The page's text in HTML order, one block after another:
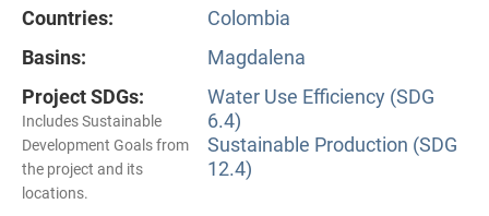
Countries:
Colombia
Basins:
Magdalena
Project SDGs:
Includes Sustainable
Development Goals from
the project and its
locations.
Water Use Efficiency (SDG
6.4)
Sustainable Production (SDG
12.4)